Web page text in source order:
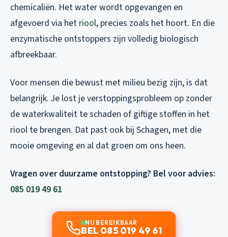
chemicaliën. Het water wordt opgevangen en
afgevoerd via het riool, precies zoals het hoort. En die
enzymatische ontstoppers zijn volledig biologisch
afbreekbaar.
Voor mensen die bewust met milieu bezig zijn, is dat
belangrijk. Je lost je verstoppingsprobleem op zonder
de waterkwaliteit te schaden of giftige stoffen in het
riool te brengen. Dat past ook bij Schagen, met die
mooie omgeving en al dat groen om ons heen.
Vragen over duurzame ontstopping? Bel voor advies:
085 019 49 61
NU BEREIKBAAR
BEL 085 019 49 61